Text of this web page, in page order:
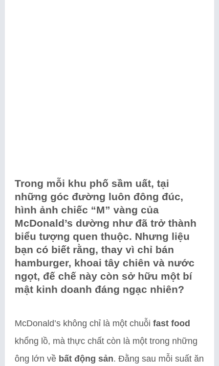
Trong mỗi khu phố sầm uất, tại
những góc đường luôn đông đúc,
hình ảnh chiếc “M” vàng của
McDonald’s dường như đã trở thành
biểu tượng quen thuộc. Nhưng liệu
bạn có biết rằng, thay vì chỉ bán
hamburger, khoai tây chiên và nước
ngọt, đế chế này còn sở hữu một bí
mật kinh doanh đáng ngạc nhiên?
McDonald’s không chỉ là một chuỗi fast food
khổng lồ, mà thực chất còn là một trong những
ông lớn về bất động sản. Đằng sau mỗi suất ăn